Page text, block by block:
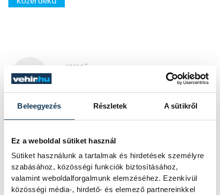
Beleegyezés Részletek A sütikről
Ez a weboldal sütiket használ
Sütiket használunk a tartalmak és hirdetések személyre
szabásához, közösségi funkciók biztosításához,
valamint weboldalforgalmunk elemzéséhez. Ezenkívül
közösségi média-, hirdető- és elemező partnereinkkel
SZERZŐ